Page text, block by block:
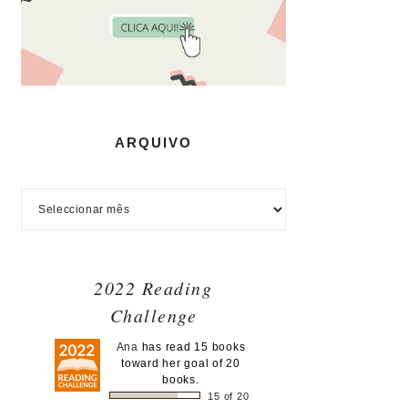
ARQUIVO
2022 Reading
Challenge
Ana has read 15 books
toward her goal of 20
books.
15 of 20